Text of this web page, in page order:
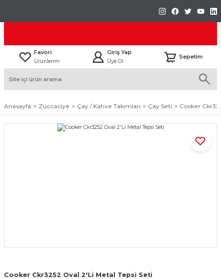
Favori
Ürünlerim
Giriş Yap
Üye Ol
Sepetim
Anasayfa Züccaciye Çay / Kahve Takımları Çay Seti Cooker
Cooker Ckr3252 Oval 2'Li Metal Tepsi Seti